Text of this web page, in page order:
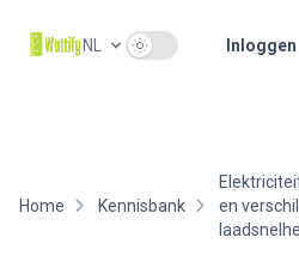
NL Use setting Inloggen
Home Kennisbank
en